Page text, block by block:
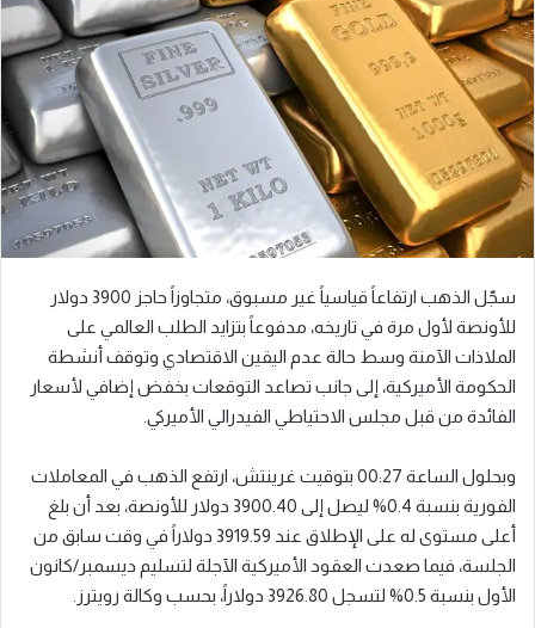
سجّل الذهب ارتفاعاً قياسياً غير مسبوق، متجاوزاً حاجز 3900 دولار
للأونصة لأول مرة في تاريخه، مدفوعاً بتزايد الطلب العالمي على
الملاذات الآمنة وسط حالة عدم اليقين الاقتصادي وتوقف أنشطة
الحكومة الأميركية، إلى جانب تصاعد التوقعات بخفض إضافي لأسعار
الفائدة من قبل مجلس الاحتياطي الفيدرالي الأميركي.
وبحلول الساعة 00:27 بتوقيت غرينتش، ارتفع الذهب في المعاملات
الفورية بنسبة 0.4% ليصل إلى 3900.40 دولار للأونصة، بعد أن بلغ
أعلى مستوى له على الإطلاق عند 3919.59 دولاراً في وقت سابق من
الجلسة، فيما صعدت العقود الأميركية الآجلة لتسليم ديسمبر/كانون
الأول بنسبة 0.5% لتسجل 3926.80 دولاراً، بحسب وكالة رويترز.